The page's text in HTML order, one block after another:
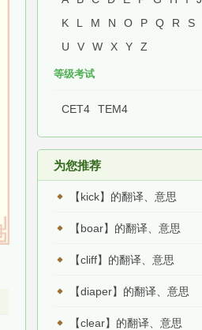
K
L M N O P Q R S
U
V W X Y Z
等级考试
CET4 TEM4
为您推荐
【kick】的翻译、意思
【boar】的翻译、意思
【cliff】的翻译、意思
【diaper】的翻译、意思
【clear】的翻译、意思